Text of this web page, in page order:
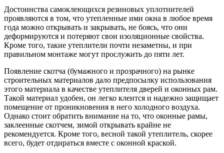
Достоинства самоклеющихся резиновых уплотнителей
проявляются в том, что утепленные ими окна в любое время
года можно открывать и закрывать, не боясь, что они
деформируются и потеряют свои изоляционные свойства.
Кроме того, такие утеплители почти незаметны, и при
правильном монтаже могут прослужить до пяти лет.
Появление скотча (бумажного и прозрачного) на рынке
строительных материалов дало предпосылку использования
этого материала в качестве утеплителя дверей и оконных рам.
Такой материал удобен, он легко клеится и надежно защищает
помещение от проникновения в него холодного воздуха.
Однако стоит обратить внимание на то, что оконные рамы,
заклеенные скотчем, зимой открывать крайне не
рекомендуется. Кроме того, весной такой утеплитель, скорее
всего, будет отдираться вместе с оконной краской.